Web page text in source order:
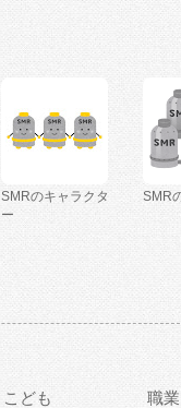
SMRのキャラクタ
ー
SMR
こども 職業